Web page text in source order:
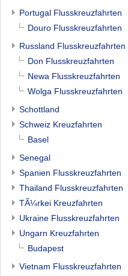
Portugal Flusskreuzfahrten
Douro Flusskreuzfahrten
Russland Flusskreuzfahrten
Don Flusskreuzfahrten
Newa Flusskreuzfahrten
Wolga Flusskreuzfahrten
Schottland
Schweiz Kreuzfahrten
Basel
Senegal
Spanien Flusskreuzfahrten
Thailand Flusskreuzfahrten
TÃ¼rkei Kreuzfahrten
Ukraine Flusskreuzfahrten
Ungarn Kreuzfahrten
Budapest
Vietnam Flusskreuzfahrten